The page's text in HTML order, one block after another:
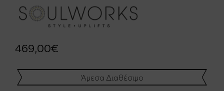
469,00€
Άμεσα Διαθέσιμο